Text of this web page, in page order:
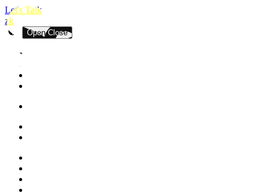
Let's Talk
zk
Open Close